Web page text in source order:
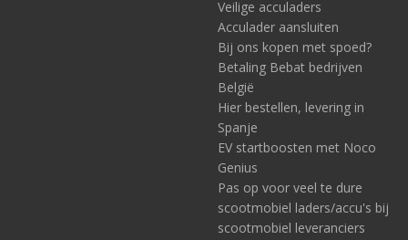
De Mac Plus detecteert om te beginnen al of de motor draait,
en beschermt daarmee alvast de startaccu.
Er is slechts een minimaal verlies bij het eventueel omzetten van
Verder heeft de Mac Plus het protocol MasterBus, voor
intelligente systeemmonitoring en automatisering.
Voor meer informatie verwijzen wij naar het product zelf. Zie
Veilige acculaders
Acculader aansluiten
Bij ons kopen met spoed?
Betaling Bebat bedrijven
België
Hier bestellen, levering in
Spanje
EV startboosten met Noco
Genius
Pas op voor veel te dure
scootmobiel laders/accu's bij
scootmobiel leveranciers